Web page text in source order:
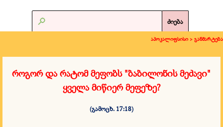
ძიება
აპოკალიფსისი > განმარტება
როგორ და რატომ მეფობს "ბაბილონის მეძავი"
ყველა მიწიერ მეფეზე?
(გამოცხ. 17:18)